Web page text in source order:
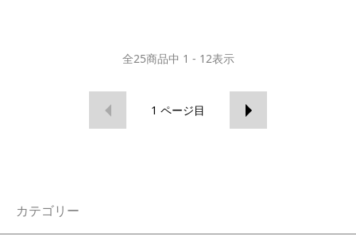
全25商品中 1 - 12表示
1 ページ目
カテゴリー